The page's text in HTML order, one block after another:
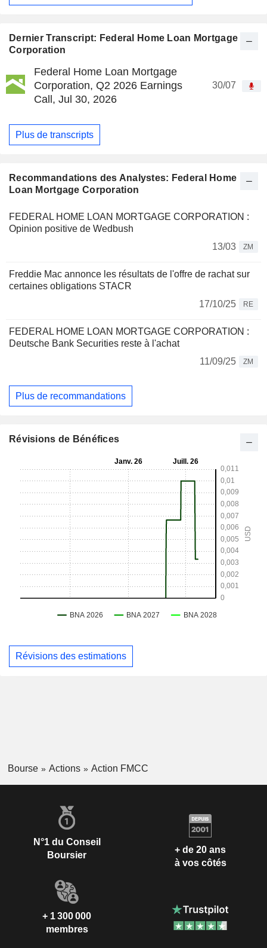
Dernier Transcript: Federal Home Loan Mortgage
Corporation
Federal Home Loan Mortgage
Corporation, Q2 2026 Earnings
Call, Jul 30, 2026
30/07
Plus de transcripts
Recommandations des Analystes: Federal Home
Loan Mortgage Corporation
FEDERAL HOME LOAN MORTGAGE CORPORATION :
Opinion positive de Wedbush
13/03
ZM
Freddie Mac annonce les résultats de l'offre de rachat sur
certaines obligations STACR
17/10/25
RE
FEDERAL HOME LOAN MORTGAGE CORPORATION :
Deutsche Bank Securities reste à l'achat
11/09/25
ZM
Plus de recommandations
Révisions de Bénéfices
Révisions des estimations
Bourse Actions Action FMCC
N°1 du Conseil
Boursier
+ de 20 ans
à vos côtés
+ 1 300 000
membres